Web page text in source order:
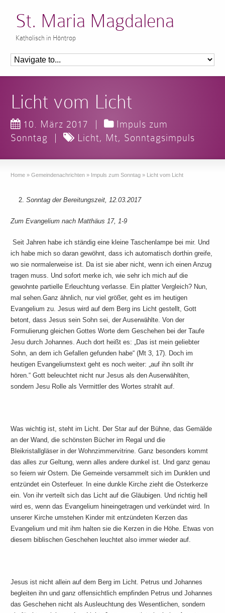
St. Maria Magdalena
Katholisch in Höntrop
Licht vom Licht
10. März 2017 |
Impuls zum
Sonntag
| Licht, Mt, Sonntagsimpuls
Home » Gemeindenachrichten » Impuls zum Sonntag » Licht vom Licht
Sonntag der Bereitungszeit, 12.03.2017
Zum Evangelium nach Matthäus 17, 1-9
Seit Jahren habe ich ständig eine kleine Taschenlampe bei mir. Und
ich habe mich so daran gewöhnt, dass ich automatisch dorthin greife,
wo sie normalerweise ist. Da ist sie aber nicht, wenn ich einen Anzug
tragen muss. Und sofort merke ich, wie sehr ich mich auf die
gewohnte partielle Erleuchtung verlasse. Ein platter Vergleich? Nun,
mal sehen.Ganz ähnlich, nur viel größer, geht es im heutigen
Evangelium zu. Jesus wird auf dem Berg ins Licht gestellt, Gott
betont, dass Jesus sein Sohn sei, der Auserwählte. Von der
Formulierung gleichen Gottes Worte dem Geschehen bei der Taufe
Jesu durch Johannes. Auch dort heißt es: „Das ist mein geliebter
Sohn, an dem ich Gefallen gefunden habe“ (Mt 3, 17). Doch im
heutigen Evangeliumstext geht es noch weiter: „auf ihn sollt ihr
hören.“ Gott beleuchtet nicht nur Jesus als den Auserwählten,
sondern Jesu Rolle als Vermittler des Wortes strahlt auf.
Was wichtig ist, steht im Licht. Der Star auf der Bühne, das Gemälde
an der Wand, die schönsten Bücher im Regal und die
Bleikristallgläser in der Wohnzimmervitrine. Ganz besonders kommt
das alles zur Geltung, wenn alles andere dunkel ist. Und ganz genau
so feiern wir Ostern. Die Gemeinde versammelt sich im Dunklen und
entzündet ein Osterfeuer. In eine dunkle Kirche zieht die Osterkerze
ein. Von ihr verteilt sich das Licht auf die Gläubigen. Und richtig hell
wird es, wenn das Evangelium hineingetragen und verkündet wird. In
unserer Kirche umstehen Kinder mit entzündeten Kerzen das
Evangelium und mit ihm halten sie die Kerzen in die Höhe. Etwas von
diesem biblischen Geschehen leuchtet also immer wieder auf.
Jesus ist nicht allein auf dem Berg im Licht. Petrus und Johannes
begleiten ihn und ganz offensichtlich empfinden Petrus und Johannes
das Geschehen nicht als Ausleuchtung des Wesentlichen, sondern